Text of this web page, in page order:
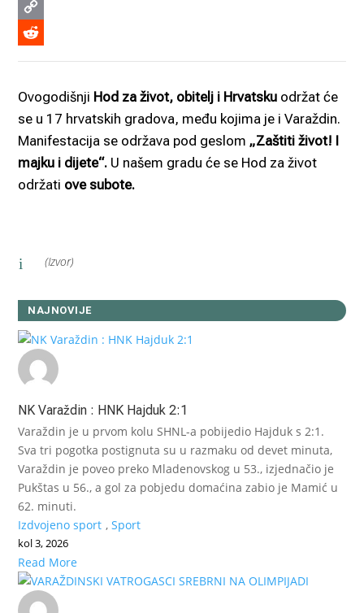
Link
Reddit
Ovogodišnji Hod za život, obitelj i Hrvatsku održat će
se u 17 hrvatskih gradova, među kojima je i Varaždin.
Manifestacija se održava pod geslom „Zaštiti život! I
majku i dijete“. U našem gradu će se Hod za život
održati ove subote.
i (Izvor)
NAJNOVIJE
NK Varaždin : HNK Hajduk 2:1
Varaždin je u prvom kolu SHNL-a pobijedio Hajduk s 2:1.
Sva tri pogotka postignuta su u razmaku od devet minuta,
Varaždin je poveo preko Mladenovskog u 53., izjednačio je
Pukštas u 56., a gol za pobjedu domaćina zabio je Mamić u
62. minuti.
Izdvojeno sport ,Sport
kol 3, 2026
Read More